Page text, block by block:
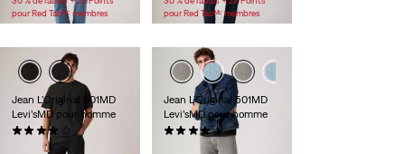
pour Red Tabᴹᶜ membres
pour Red Tabᴹᶜ membres
Jean L’Original 501MD
Levi’sMD pour homme
(1596)
99,95 $
Jean L’Original 501MD
Levi’sMD pour homme
(2584)